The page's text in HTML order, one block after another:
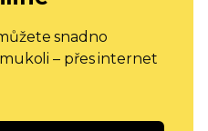
snadno
– přes internet